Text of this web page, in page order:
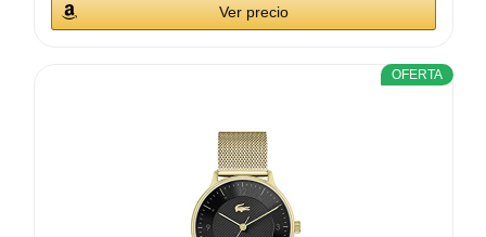
Ver precio
OFERTA